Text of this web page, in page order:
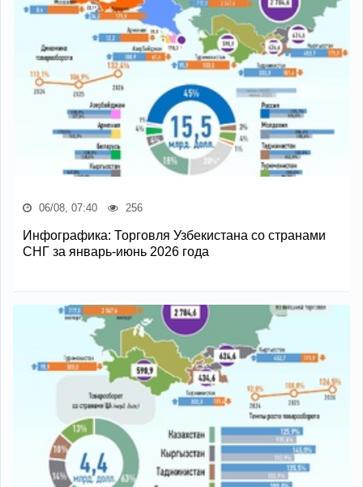
06/08, 07:40 256
Инфографика: Торговля Узбекистана со странами
СНГ за январь-июнь 2026 года